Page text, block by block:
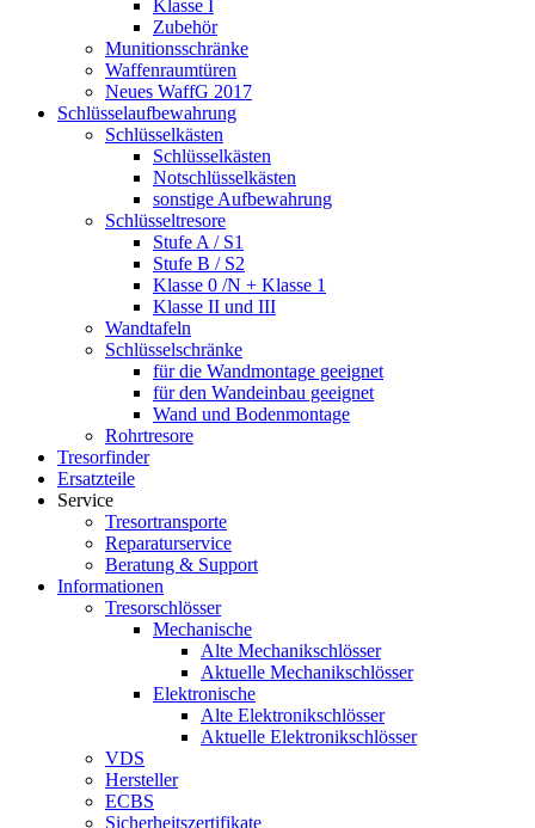
Klasse I
Zubehör
Munitionsschränke
Waffenraumtüren
Neues WaffG 2017
Schlüsselaufbewahrung
Schlüsselkästen
Schlüsselkästen
Notschlüsselkästen
sonstige Aufbewahrung
Schlüsseltresore
Stufe A / S1
Stufe B / S2
Klasse 0 /N + Klasse 1
Klasse II und III
Wandtafeln
Schlüsselschränke
für die Wandmontage geeignet
für den Wandeinbau geeignet
Wand und Bodenmontage
Rohrtresore
Tresorfinder
Ersatzteile
Service
Tresortransporte
Reparaturservice
Beratung & Support
Informationen
Tresorschlösser
Mechanische
Alte Mechanikschlösser
Aktuelle Mechanikschlösser
Elektronische
Alte Elektronikschlösser
Aktuelle Elektronikschlösser
VDS
Hersteller
ECBS
Sicherheitszertifikate